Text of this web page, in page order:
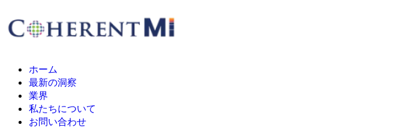
ホーム
最新の洞察
業界
私たちについて
お問い合わせ